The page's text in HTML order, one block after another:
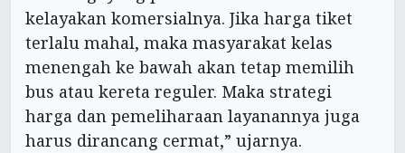
kelayakan komersialnya. Jika harga tiket
terlalu mahal, maka masyarakat kelas
menengah ke bawah akan tetap memilih
bus atau kereta reguler. Maka strategi
harga dan pemeliharaan layanannya juga
harus dirancang cermat,” ujarnya.